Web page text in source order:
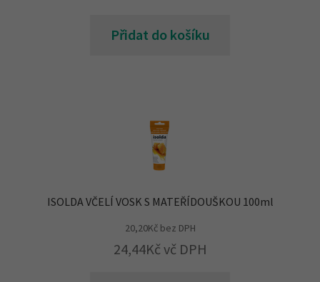
Přidat do košíku
ISOLDA VČELÍ VOSK S MATEŘÍDOUŠKOU 100ml
20,20Kčbez DPH
24,44Kč vč DPH